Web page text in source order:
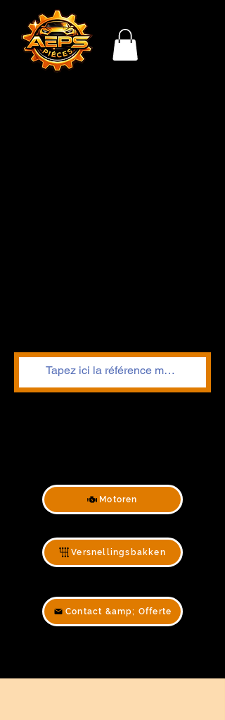
Motoren
Versnellingsbakken
Contact &amp; Offerte